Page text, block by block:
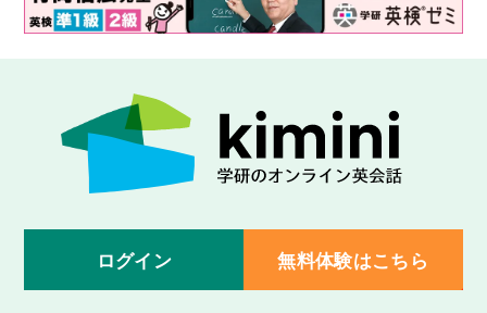
ログイン 無料体験はこちら